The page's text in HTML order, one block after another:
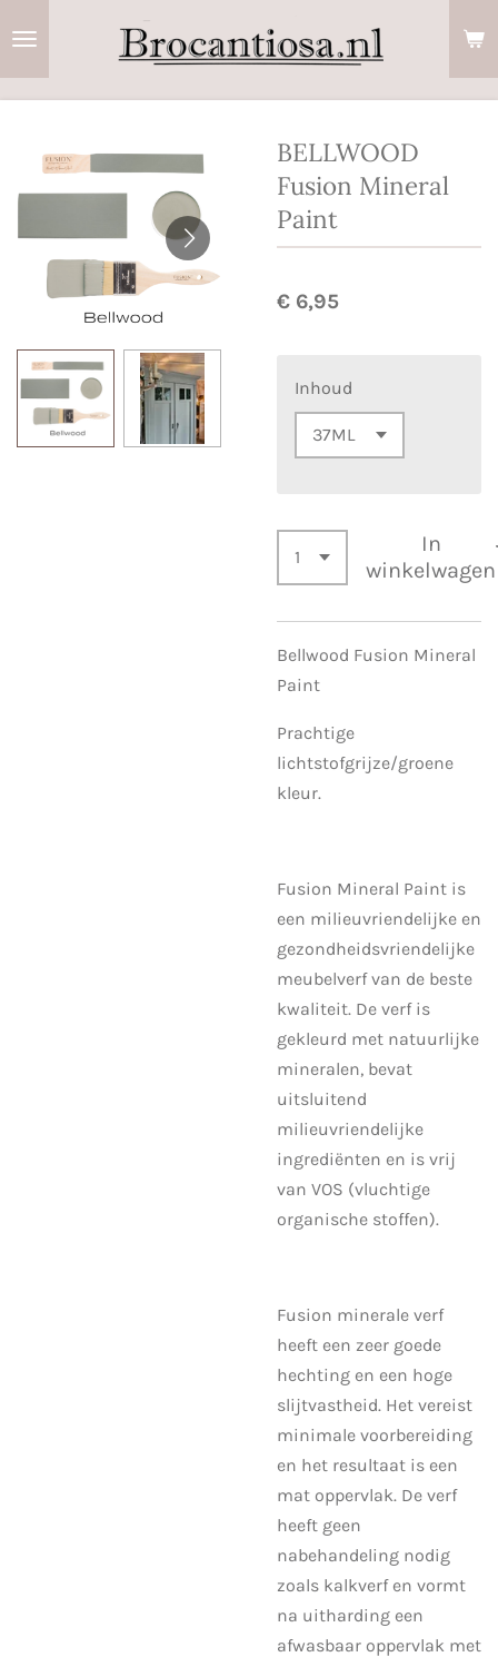
BELLWOOD
Fusion Mineral
Paint
€ 6,95
Inhoud
In
winkelwagen
Bellwood Fusion Mineral
Paint
Prachtige
lichtstofgrijze/groene
kleur.
Fusion Mineral Paint is
een milieuvriendelijke en
gezondheidsvriendelijke
meubelverf van de beste
kwaliteit. De verf is
gekleurd met natuurlijke
mineralen, bevat
uitsluitend
milieuvriendelijke
ingrediënten en is vrij
van VOS (vluchtige
organische stoffen).
Fusion minerale verf
heeft een zeer goede
hechting en een hoge
slijtvastheid. Het vereist
minimale voorbereiding
en het resultaat is een
mat oppervlak. De verf
heeft geen
nabehandeling nodig
zoals kalkverf en vormt
na uitharding een
afwasbaar oppervlak met